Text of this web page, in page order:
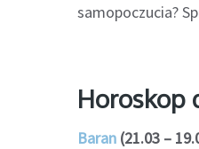
samopoczucia?
Horoskop
Baran (21.03 –